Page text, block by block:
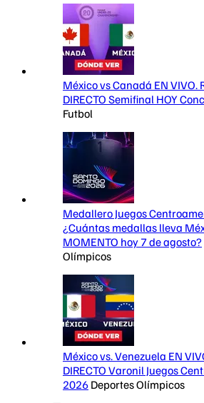
México vs Canadá EN VIVO.
DIRECTO Semifinal HOY
Futbol
Medallero Juegos
¿Cuántas medallas lleva
MOMENTO hoy 7 de agosto?
Olímpicos
México vs. Venezuela EN
DIRECTO Varonil Juegos
2026 Deportes Olímpicos